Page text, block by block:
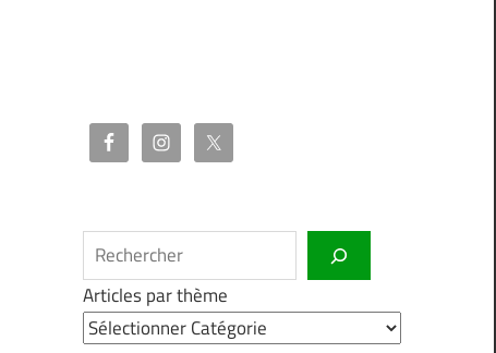
Rechercher
Articles par thème